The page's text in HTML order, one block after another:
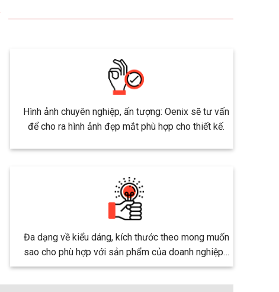
Hình ảnh chuyên nghiệp, ấn tượng: Oenix sẽ tư vấn
để cho ra hình ảnh đẹp mắt phù hợp cho thiết kế.
Đa dạng về kiểu dáng, kích thước theo mong muốn
sao cho phù hợp với sản phẩm của doanh nghiệp…